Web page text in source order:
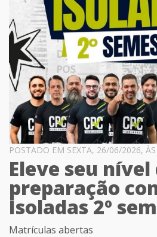
POSTADO EM SEXTA, 26/06/2026,
Eleve seu nível
preparação
Isoladas 2º
Matrículas abertas